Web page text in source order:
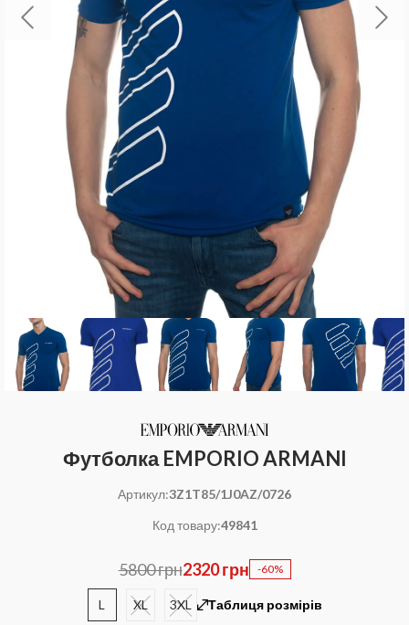
Футболка EMPORIO ARMANI
Артикул:3Z1T85/1J0AZ/0726
Код товару:49841
5800 грн2320 грн -60%
L XL 3XL Таблиця розмірів